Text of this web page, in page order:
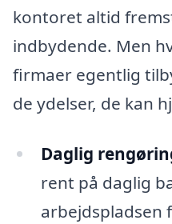
kontoret altid
indbydende. Men
firmaer egentlig
de ydelser, de kan
Daglig
rent på daglig
arbejdspladsen